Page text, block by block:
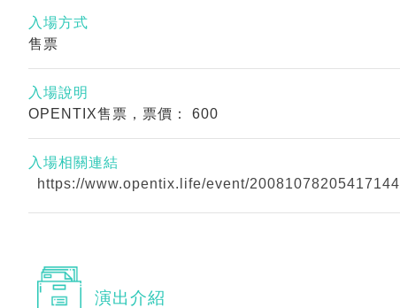
入場方式
售票
入場說明
OPENTIX售票，票價： 600
入場相關連結
https://www.opentix.life/event/
演出介紹